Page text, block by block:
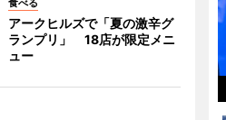
食べる
アークヒルズで「夏の激辛グ
ランプリ」 18店が限定メニ
ュー